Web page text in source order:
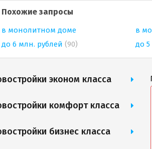
Похожие запросы
в монолитном доме в
до 6 млн. рублей (90) до
эконом класса
комфорт класса
бизнес класса